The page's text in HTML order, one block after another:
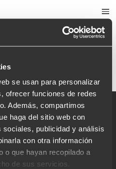
se usan para personalizar
ofrecer funciones de redes
Además, compartimos
haga del sitio web con
publicidad y análisis
con otra información
o que hayan recopilado a
de sus servicios.